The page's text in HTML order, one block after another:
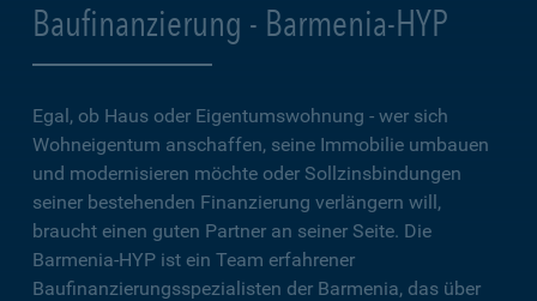
Baufinanzierung - Barmenia-HYP
Egal, ob Haus oder Eigentumswohnung - wer sich
Wohneigentum anschaffen, seine Immobilie umbauen
und modernisieren möchte oder Sollzinsbindungen
seiner bestehenden Finanzierung verlängern will,
braucht einen guten Partner an seiner Seite. Die
Barmenia-HYP ist ein Team erfahrener
Baufinanzierungsspezialisten der Barmenia, das über